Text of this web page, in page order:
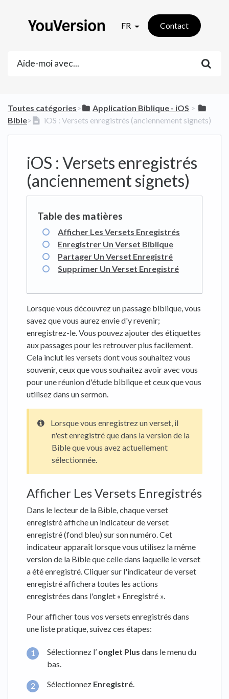
FR Contact
Toutes catégories​>​ ​Application Biblique - iOS ​ > ​
Bible​>​ iOS : Versets enregistrés (anciennement signets)
iOS : Versets enregistrés
(anciennement signets)
Afficher Les Versets Enregistrés
Enregistrer Un Verset Biblique
Partager Un Verset Enregistré
Supprimer Un Verset Enregistré
Lorsque vous découvrez un passage biblique, vous
savez que vous aurez envie d'y revenir;
enregistrez-le. Vous pouvez ajouter des étiquettes
aux passages pour les retrouver plus facilement.
Cela inclut les versets dont vous souhaitez vous
souvenir, ceux que vous souhaitez avoir avec vous
pour une réunion d'étude biblique et ceux que vous
utilisez dans un sermon.
Lorsque vous enregistrez un verset, il
n'est enregistré que dans la version de la
Bible que vous avez actuellement
sélectionnée.
Afficher Les Versets Enregistrés
Dans le lecteur de la Bible, chaque verset
enregistré affiche un indicateur de verset
enregistré (fond bleu) sur son numéro. Cet
indicateur apparaît lorsque vous utilisez la même
version de la Bible que celle dans laquelle le verset
a été enregistré. Cliquer sur l'indicateur de verset
enregistré affichera toutes les actions
enregistrées dans l'onglet « Enregistré ».
Pour afficher tous vos versets enregistrés dans
une liste pratique, suivez ces étapes:
Sélectionnez l’ onglet Plus dans le menu du
bas.
Sélectionnez Enregistré.